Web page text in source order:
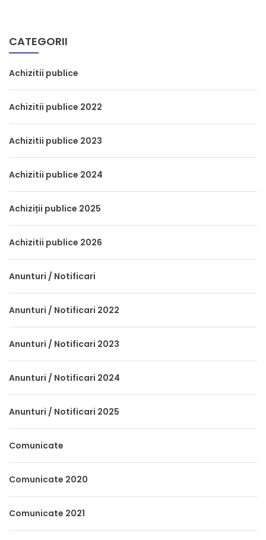
CATEGORII
Achizitii publice
Achizitii publice 2022
Achizitii publice 2023
Achizitii publice 2024
Achiziții publice 2025
Achizitii publice 2026
Anunturi / Notificari
Anunturi / Notificari 2022
Anunturi / Notificari 2023
Anunturi / Notificari 2024
Anunturi / Notificari 2025
Comunicate
Comunicate 2020
Comunicate 2021